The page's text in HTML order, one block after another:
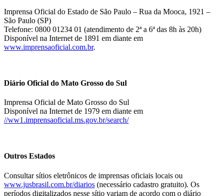
Imprensa Oficial do Estado de São Paulo – Rua da Mooca, 1921 –
São Paulo (SP)
Telefone: 0800 01234 01 (atendimento de 2ª a 6ª das 8h às 20h)
Disponível na Internet de 1891 em diante em
www.imprensaoficial.com.br.
Diário Oficial do Mato Grosso do Sul
Imprensa Oficial de Mato Grosso do Sul
Disponível na Internet de 1979 em diante em
//ww1.imprensaoficial.ms.gov.br/search/
Outros Estados
Consultar sítios eletrônicos de imprensas oficiais locais ou
www.jusbrasil.com.br/diarios (necessário cadastro gratuito). Os
períodos digitalizados nesse sítio variam de acordo com o diário